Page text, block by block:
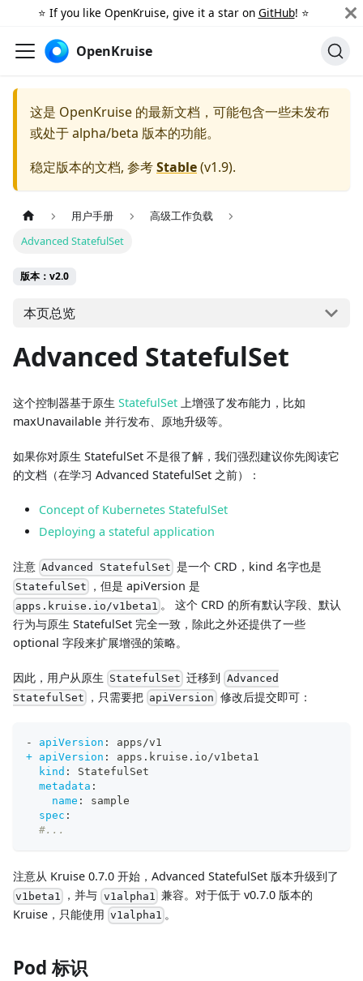
⭐️ If you like OpenKruise, give it a star on GitHub! ⭐️
OpenKruise
这是 OpenKruise 的最新文档，可能包含一些未发布
或处于 alpha/beta 版本的功能。
稳定版本的文档, 参考Stable(v1.9).
用户手册
高级工作负载
Advanced StatefulSet
版本：v2.0
本页总览
Advanced StatefulSet
这个控制器基于原生 StatefulSet 上增强了发布能力，比如
maxUnavailable 并行发布、原地升级等。
如果你对原生 StatefulSet 不是很了解，我们强烈建议你先阅读它
的文档（在学习 Advanced StatefulSet 之前）：
Concept of Kubernetes StatefulSet
Deploying a stateful application
注意 Advanced StatefulSet 是一个 CRD，kind 名字也是
StatefulSet ，但是 apiVersion 是
apps.kruise.io/v1beta1 。 这个 CRD 的所有默认字段、默认
行为与原生 StatefulSet 完全一致，除此之外还提供了一些
optional 字段来扩展增强的策略。
因此，用户从原生 StatefulSet 迁移到 Advanced
StatefulSet
，只需要把 apiVersion 修改后提交即可：
- apiVersion :
apps/v1
+ apiVersion :
apps.kruise.io/v1beta1
kind :
StatefulSet
metadata :
name :
sample
spec :
#...
注意从 Kruise 0.7.0 开始，Advanced StatefulSet 版本升级到了
v1beta1 ，并与 v1alpha1 兼容。对于低于 v0.7.0 版本的
Kruise，只能使用 v1alpha1 。
Pod 标识